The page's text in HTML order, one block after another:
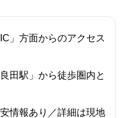
」方面からのアクセス
田駅」から徒歩圏内と
情報あり／詳細は現地